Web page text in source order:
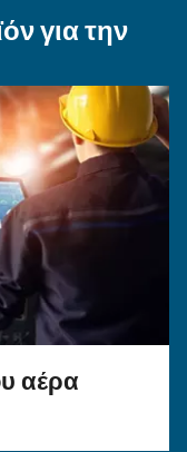
στη
έχει
και τη
οφέλη και
για την